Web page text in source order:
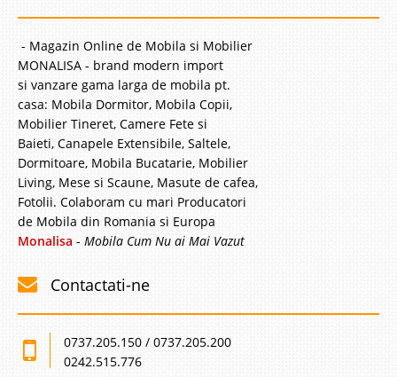
- Magazin Online de Mobila si Mobilier
MONALISA - brand modern import
si vanzare gama larga de mobila pt.
casa: Mobila Dormitor, Mobila Copii,
Mobilier Tineret, Camere Fete si
Baieti, Canapele Extensibile, Saltele,
Dormitoare, Mobila Bucatarie, Mobilier
Living, Mese si Scaune, Masute de cafea,
Fotolii. Colaboram cu mari Producatori
de Mobila din Romania si Europa
Monalisa - Mobila Cum Nu ai Mai Vazut
Contactati-ne
0737.205.150 / 0737.205.200
0242.515.776